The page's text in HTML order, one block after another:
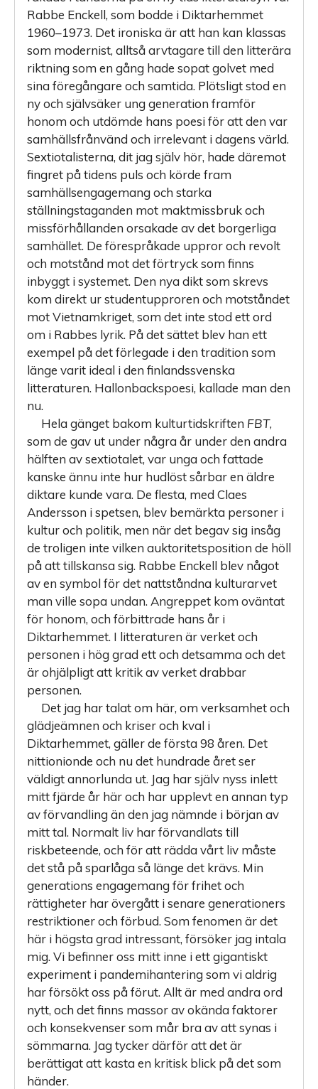
Rabbe Enckell, som bodde i Diktarhemmet
1960–1973. Det ironiska är att han kan klassas
som modernist, alltså arvtagare till den litterära
riktning som en gång hade sopat golvet med
sina föregångare och samtida. Plötsligt stod en
ny och självsäker ung generation framför
honom och utdömde hans poesi för att den var
samhällsfrånvänd och irrelevant i dagens värld.
Sextiotalisterna, dit jag själv hör, hade däremot
fingret på tidens puls och körde fram
samhällsengagemang och starka
ställningstaganden mot maktmissbruk och
missförhållanden orsakade av det borgerliga
samhället. De förespråkade uppror och revolt
och motstånd mot det förtryck som finns
inbyggt i systemet. Den nya dikt som skrevs
kom direkt ur studentupproren och motståndet
mot Vietnamkriget, som det inte stod ett ord
om i Rabbes lyrik. På det sättet blev han ett
exempel på det förlegade i den tradition som
länge varit ideal i den finlandssvenska
litteraturen. Hallonbackspoesi, kallade man den
nu.
Hela gänget bakom kulturtidskriften FBT,
som de gav ut under några år under den andra
hälften av sextiotalet, var unga och fattade
kanske ännu inte hur hudlöst sårbar en äldre
diktare kunde vara. De flesta, med Claes
Andersson i spetsen, blev bemärkta personer i
kultur och politik, men när det begav sig insåg
de troligen inte vilken auktoritetsposition de höll
på att tillskansa sig. Rabbe Enckell blev något
av en symbol för det nattståndna kulturarvet
man ville sopa undan. Angreppet kom oväntat
för honom, och förbittrade hans år i
Diktarhemmet. I litteraturen är verket och
personen i hög grad ett och detsamma och det
är ohjälpligt att kritik av verket drabbar
personen.
Det jag har talat om här, om verksamhet och
glädjeämnen och kriser och kval i
Diktarhemmet, gäller de första 98 åren. Det
nittionionde och nu det hundrade året ser
väldigt annorlunda ut. Jag har själv nyss inlett
mitt fjärde år här och har upplevt en annan typ
av förvandling än den jag nämnde i början av
mitt tal. Normalt liv har förvandlats till
riskbeteende, och för att rädda vårt liv måste
det stå på sparlåga så länge det krävs. Min
generations engagemang för frihet och
rättigheter har övergått i senare generationers
restriktioner och förbud. Som fenomen är det
här i högsta grad intressant, försöker jag intala
mig. Vi befinner oss mitt inne i ett gigantiskt
experiment i pandemihantering som vi aldrig
har försökt oss på förut. Allt är med andra ord
nytt, och det finns massor av okända faktorer
och konsekvenser som mår bra av att synas i
sömmarna. Jag tycker därför att det är
berättigat att kasta en kritisk blick på det som
händer.